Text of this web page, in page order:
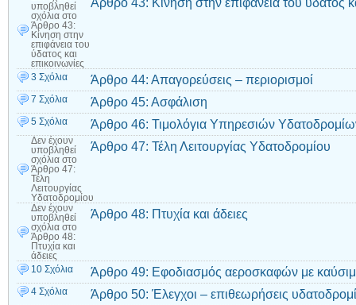
υποβληθεί
σχόλια στο
Άρθρο 43:
Κίνηση στην
επιφάνεια του
ύδατος και
επικοινωνίες
3 Σχόλια Άρθρο 44: Απαγορεύσεις – περιορισμοί
7 Σχόλια Άρθρο 45: Ασφάλιση
5 Σχόλια Άρθρο 46: Τιμολόγια Υπηρεσιών
Δεν έχουν
υποβληθεί
σχόλια στο
Άρθρο 47:
Τέλη
Λειτουργίας
Υδατοδρομίου
Άρθρο 47: Τέλη Λειτουργίας Υδατοδρομίου
Δεν έχουν
υποβληθεί
σχόλια στο
Άρθρο 48:
Πτυχία και
άδειες
Άρθρο 48: Πτυχία και άδειες
10 Σχόλια Άρθρο 49: Εφοδιασμός αεροσκαφών με
4 Σχόλια Άρθρο 50: Έλεγχοι – επιθεωρήσεις